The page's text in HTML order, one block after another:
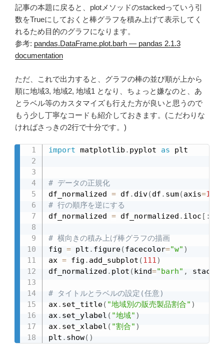
記事の本題に戻ると、plotメソッドのstackedっていう引
数をTrueにしておくと棒グラフを積み上げて表示してく
れるため目的のグラフになります。
参考: pandas.DataFrame.plot.barh — pandas 2.1.3
documentation
ただ、これで出力すると、グラフの棒の並び順が上から
順に地域3, 地域2, 地域1 となり、ちょっと嫌なのと、あ
とラベル等のカスタマイズも行えた方が良いと思うので
もう少し丁寧なコードも紹介しておきます。(こだわりな
ければさっきの2行で十分です。)
import matplotlib . pyplot as plt
# データの正規化
df_normalized = df . div(df . sum(axis=1
# 行の順序を逆にする
df_normalized = df_normalized . iloc [ :
# 横向きの積み上げ棒グラフの描画
fig = plt . figure(facecolor="w" )
ax = fig . add_subplot (111)
df_normalized . plot (kind="barh" , stacked
# タイトルとラベルの設定(任意)
ax. set_title( "地域別の販売製品割合" )
ax. set_ylabel ( "地域" )
ax. set_xlabel ( "割合" )
plt . show( )